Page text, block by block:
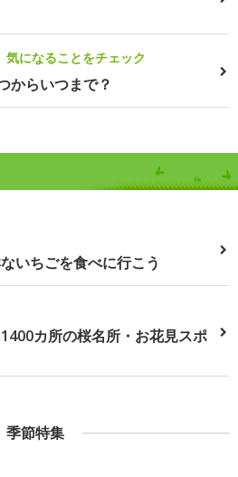
になることをチェック
からいつまで？
いちごを食べに行こう
カ所の桜名所・お花見スポ
季節特集